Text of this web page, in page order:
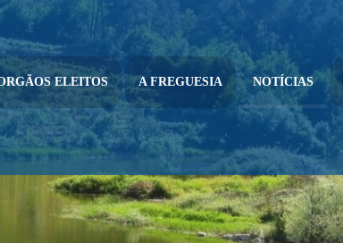
ELEITOS A FREGUESIA NOTÍCIAS